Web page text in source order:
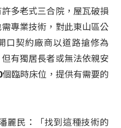
多老式三合院，屋瓦破損
專業技術，對此東山區公
口契約廠商以道路搶修為
有獨居長者或無法依親安
臨時床位，提供有需要的
麗民：「找到這種技術的